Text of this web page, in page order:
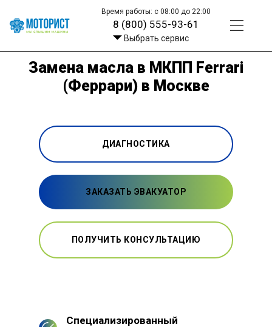
Время работы: с 08:00 до 22:00
8 (800) 555-93-61
Выбрать сервис
Замена масла в МКПП Ferrari
(Феррари) в Москве
ДИАГНОСТИКА
ЗАКАЗАТЬ ЭВАКУАТОР
ПОЛУЧИТЬ КОНСУЛЬТАЦИЮ
Специализированный